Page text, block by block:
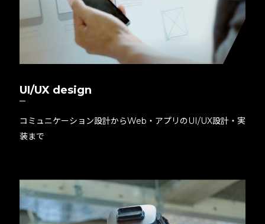
UI/UX design
コミュニケーション設計からWeb・アプリのUI/UX設計・実
装まで